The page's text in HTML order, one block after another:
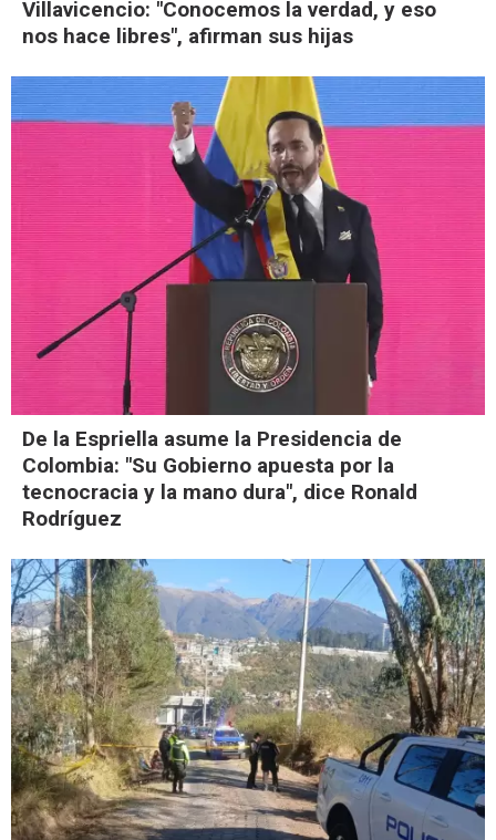
Villavicencio: "Conocemos la verdad, y eso
nos hace libres", afirman sus hijas
De la Espriella asume la Presidencia de
Colombia: "Su Gobierno apuesta por la
tecnocracia y la mano dura", dice Ronald
Rodríguez